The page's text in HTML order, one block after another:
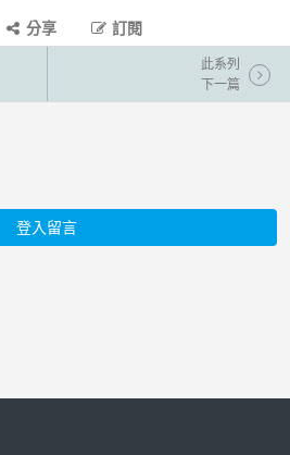
分享 訂閱
此系列
下一篇
登入留言